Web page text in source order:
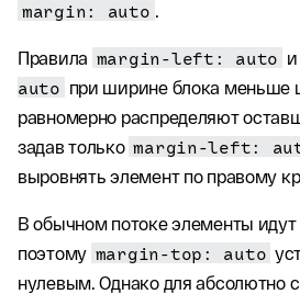
margin: auto
Правила margin-left: auto и
auto при ширине блока меньше
равномерно распределяют
задав только margin-left:
выровнять элемент по правому
В обычном потоке элементы идут
поэтому margin-top: auto
нулевым. Однако для абсолютно